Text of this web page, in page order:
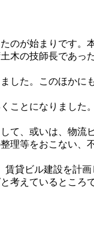
のが始まりです。
木の技師長であっ
した。このほかに
ことになりました
て、或いは、物流
理等をおこない、
貸ビル建設を計
考えているところで